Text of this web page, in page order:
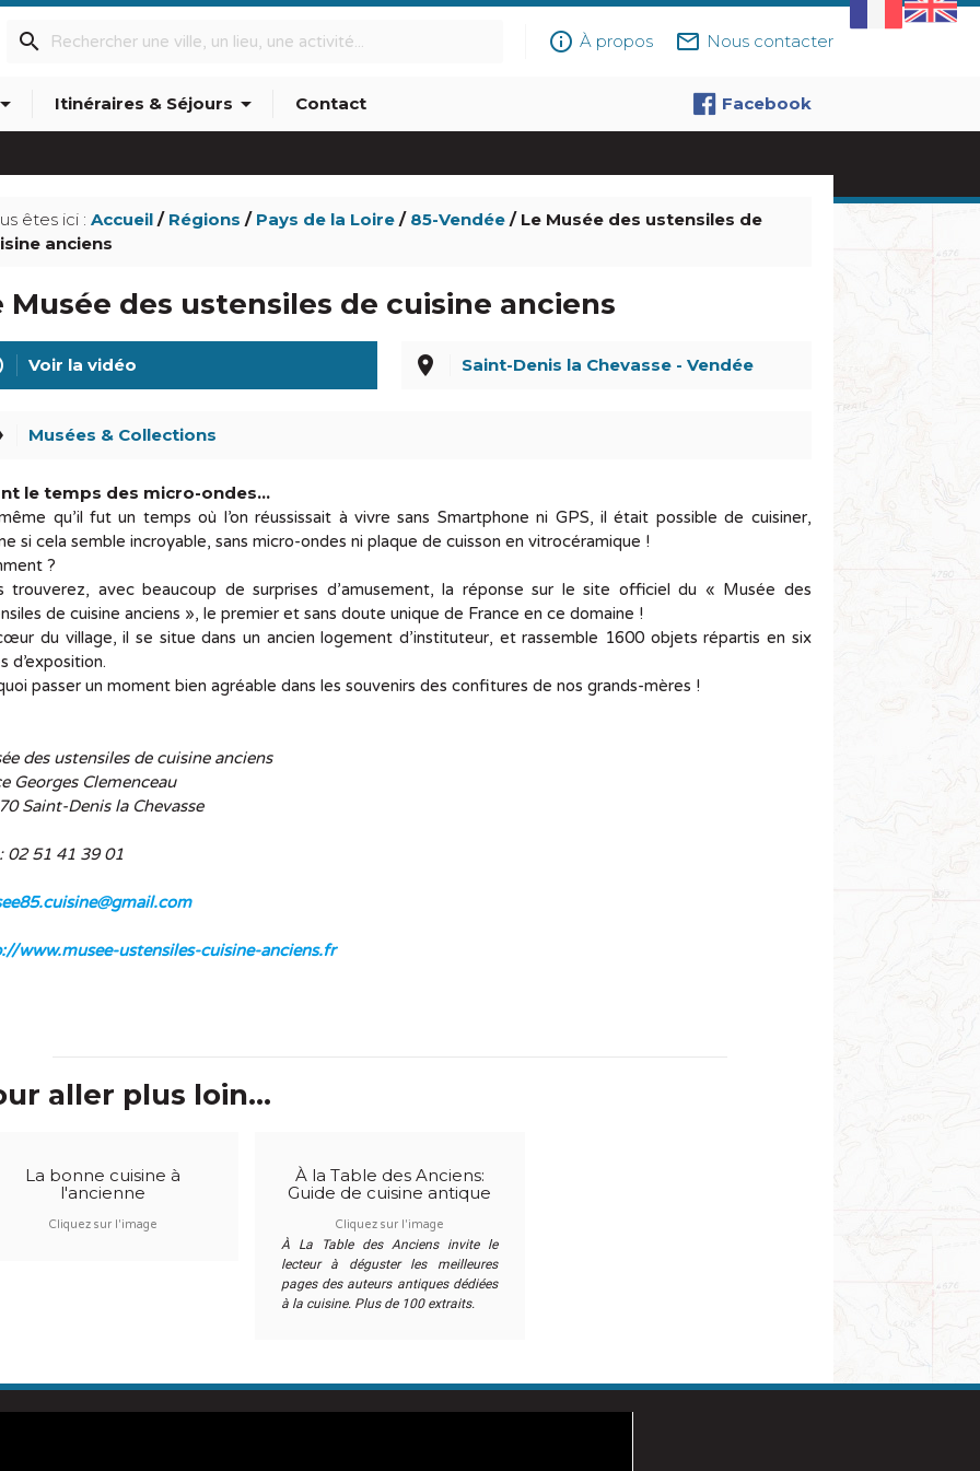
info_outline À propos mail_outline Nous contacter
search
Itinéraires & Séjours arrow_drop_down Contact Facebook
êtes ici : Accueil/ Régions / Pays de la Loire/ 85-Vendée/ Le Musée des ustensiles de
anciens
Musée des ustensiles de cuisine anciens
Voir la vidéo place Saint-Denis la Chevasse - Vendée
Musées & Collections
le temps des micro-ondes…
qu’il fut un temps où l’on réussissait à vivre sans Smartphone ni GPS, il était possible de cuisiner,
si cela semble incroyable, sans micro-ondes ni plaque de cuisson en vitrocéramique !
?
trouverez, avec beaucoup de surprises d’amusement, la réponse sur le site officiel du « Musée des
de cuisine anciens », le premier et sans doute unique de France en ce domaine !
du village, il se situe dans un ancien logement d’instituteur, et rassemble 1600 objets répartis en six
d’exposition.
passer un moment bien agréable dans les souvenirs des confitures de nos grands-mères !
des ustensiles de cuisine anciens
Georges Clemenceau
Saint-Denis la Chevasse
02 51 41 39 01
www.musee-ustensiles-cuisine-anciens.fr
aller plus loin...
La bonne cuisine à
l'ancienne
Cliquez sur l'image
À la Table des Anciens:
Guide de cuisine antique
Cliquez sur l'image
À La Table des Anciens invite le
lecteur à déguster les meilleures
pages des auteurs antiques dédiées
à la cuisine. Plus de 100 extraits.